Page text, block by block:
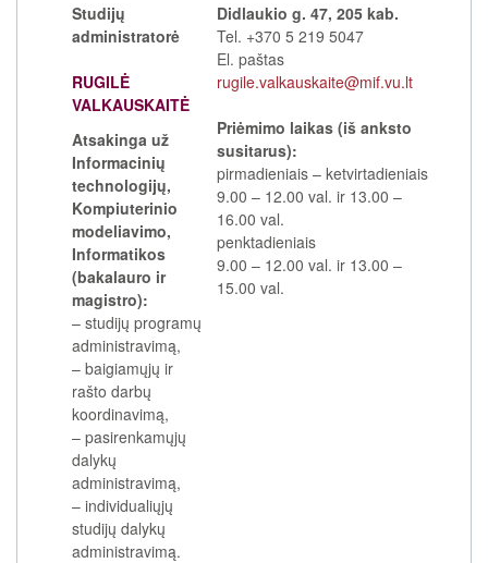
Studijų
administratorė
RUGILĖ
VALKAUSKAITĖ
Atsakinga už
Informacinių
technologijų,
Kompiuterinio
modeliavimo,
Informatikos
(bakalauro ir
magistro):
– studijų programų
administravimą,
– baigiamųjų ir
rašto darbų
koordinavimą,
– pasirenkamųjų
dalykų
administravimą,
– individualiųjų
studijų dalykų
administravimą.
Didlaukio g. 47, 205 kab.
Tel. +370 5 219 5047
El. paštas
rugile.valkauskaite@mif.vu.lt
Priėmimo laikas (iš anksto
susitarus):
pirmadieniais – ketvirtadieniais
9.00 – 12.00 val. ir 13.00 –
16.00 val.
penktadieniais
9.00 – 12.00 val. ir 13.00 –
15.00 val.